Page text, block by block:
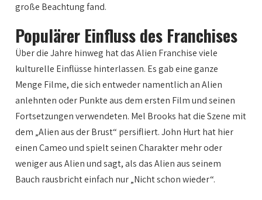
große Beachtung fand.
Populärer Einfluss des Franchises
Über die Jahre hinweg hat das Alien Franchise viele
kulturelle Einflüsse hinterlassen. Es gab eine ganze
Menge Filme, die sich entweder namentlich an Alien
anlehnten oder Punkte aus dem ersten Film und seinen
Fortsetzungen verwendeten. Mel Brooks hat die Szene mit
dem „Alien aus der Brust“ persifliert. John Hurt hat hier
einen Cameo und spielt seinen Charakter mehr oder
weniger aus Alien und sagt, als das Alien aus seinem
Bauch rausbricht einfach nur „Nicht schon wieder“.